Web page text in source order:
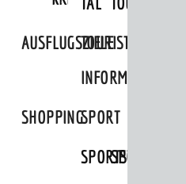
AUSFLUGSZIELE
TOURIST
INFORMATION
SHOPPINGSPORT
SPORTSTÄTTEN